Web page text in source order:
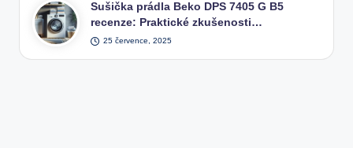
Sušička prádla Beko DPS 7405 G B5
recenze: Praktické zkušenosti…
25 července, 2025